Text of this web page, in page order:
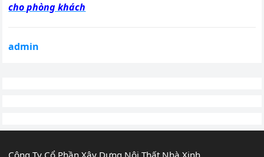
cho phòng khách
admin
Công Ty Cổ Phần Xây Dựng Nội Thất Nhà Xinh